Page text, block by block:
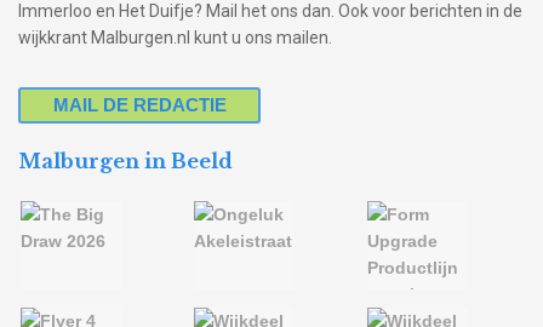
Immerloo en Het Duifje? Mail het ons dan. Ook voor berichten in de
wijkkrant Malburgen.nl kunt u ons mailen.
MAIL DE REDACTIE
Malburgen in Beeld